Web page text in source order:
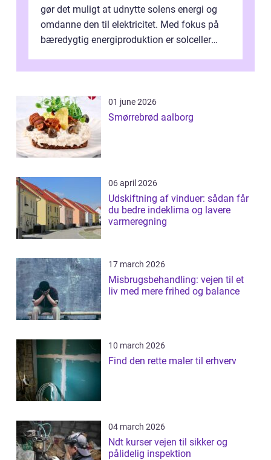
gør det muligt at udnytte solens energi og
omdanne den til elektricitet. Med fokus på
bæredygtig energiproduktion er solceller
01 june 2026
Smørrebrød aalborg
06 april 2026
Udskiftning af vinduer: sådan får
du bedre indeklima og lavere
varmeregning
17 march 2026
Misbrugsbehandling: vejen til et
liv med mere frihed og balance
10 march 2026
Find den rette maler til erhverv
04 march 2026
Ndt kurser vejen til sikker og
pålidelig inspektion